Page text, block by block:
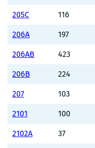
205C 116
206A 197
206AB 423
206B 224
207 103
2101 100
2102A 37